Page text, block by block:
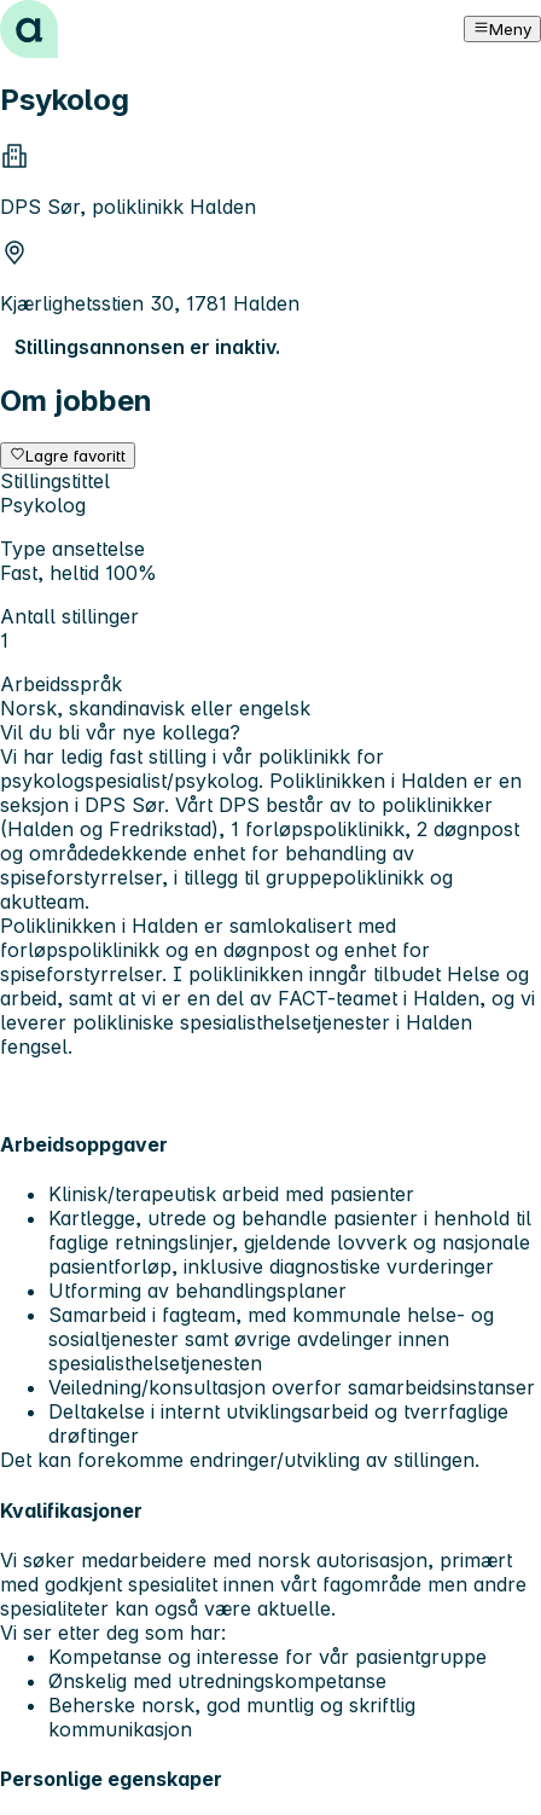
Hopp til innhold Meny
Psykolog
DPS Sør, poliklinikk Halden
Kjærlighetsstien 30, 1781 Halden
Stillingsannonsen er inaktiv.
Om jobben
Lagre favoritt
Stillingstittel
Psykolog
Type ansettelse
Fast, heltid 100%
Antall stillinger
1
Arbeidsspråk
Norsk, skandinavisk eller engelsk
Vil du bli vår nye kollega?
Vi har ledig fast stilling i vår poliklinikk for
psykologspesialist/psykolog. Poliklinikken i Halden er en
seksjon i DPS Sør. Vårt DPS består av to poliklinikker
(Halden og Fredrikstad), 1 forløpspoliklinikk, 2 døgnpost
og områdedekkende enhet for behandling av
spiseforstyrrelser, i tillegg til gruppepoliklinikk og
akutteam.
Poliklinikken i Halden er samlokalisert med
forløpspoliklinikk og en døgnpost og enhet for
spiseforstyrrelser. I poliklinikken inngår tilbudet Helse og
arbeid, samt at vi er en del av FACT-teamet i Halden, og vi
leverer polikliniske spesialisthelsetjenester i Halden
fengsel.
Arbeidsoppgaver
Klinisk/terapeutisk arbeid med pasienter
Kartlegge, utrede og behandle pasienter i henhold til
faglige retningslinjer, gjeldende lovverk og nasjonale
pasientforløp, inklusive diagnostiske vurderinger
Utforming av behandlingsplaner
Samarbeid i fagteam, med kommunale helse- og
sosialtjenester samt øvrige avdelinger innen
spesialisthelsetjenesten
Veiledning/konsultasjon overfor samarbeidsinstanser
Deltakelse i internt utviklingsarbeid og tverrfaglige
drøftinger
Det kan forekomme endringer/utvikling av stillingen.
Kvalifikasjoner
Vi søker medarbeidere med norsk autorisasjon, primært
med godkjent spesialitet innen vårt fagområde men andre
spesialiteter kan også være aktuelle.
Vi ser etter deg som har:
Kompetanse og interesse for vår pasientgruppe
Ønskelig med utredningskompetanse
Beherske norsk, god muntlig og skriftlig
kommunikasjon
Personlige egenskaper